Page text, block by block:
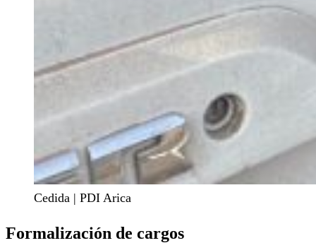
Cedida | PDI Arica
Formalización de cargos